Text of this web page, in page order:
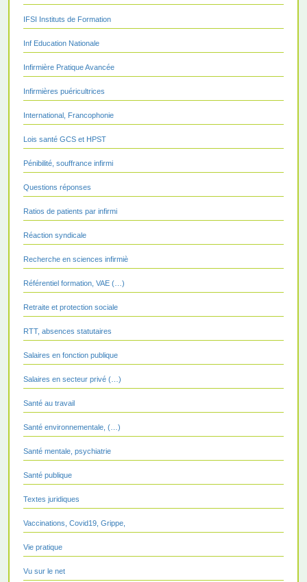
IFSI Instituts de Formation
Inf Education Nationale
Infirmière Pratique Avancée
Infirmières puéricultrices
International, Francophonie
Lois santé GCS et HPST
Pénibilité, souffrance infirmi
Questions réponses
Ratios de patients par infirmi
Réaction syndicale
Recherche en sciences infirmiè
Référentiel formation, VAE (…)
Retraite et protection sociale
RTT, absences statutaires
Salaires en fonction publique
Salaires en secteur privé (…)
Santé au travail
Santé environnementale, (…)
Santé mentale, psychiatrie
Santé publique
Textes juridiques
Vaccinations, Covid19, Grippe,
Vie pratique
Vu sur le net